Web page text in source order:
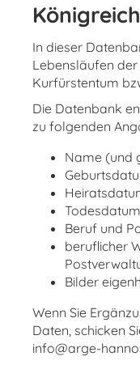
In dieser
Lebensläufen
Kurfürstentum
Die Datenbank
zu folgenden
Name (und
Todesdatum
Beruf und
beruflicher
Bilder
Wenn Sie
Daten, schicken
info@arge-